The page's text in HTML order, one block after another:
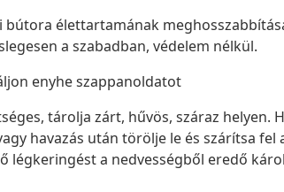
bútora élettartamának
a szabadban, védelem nélkül.
enyhe szappanoldatot
tárolja zárt, hűvös, száraz helyen.
havazás után törölje le és szárítsa
légkeringést a nedvességből eredő